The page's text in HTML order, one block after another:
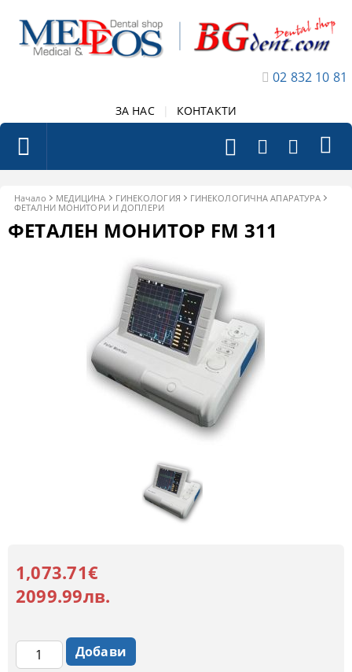
02 832 10 81
ЗА НАС КОНТАКТИ
Начало МЕДИЦИНА ГИНЕКОЛОГИЯ
ГИНЕКОЛОГИЧНА АПАРАТУРА
ФЕТАЛНИ МОНИТОРИ И ДОПЛЕРИ
ФЕТАЛЕН МОНИТОР FM 311
1,073.71€
2099.99лв.